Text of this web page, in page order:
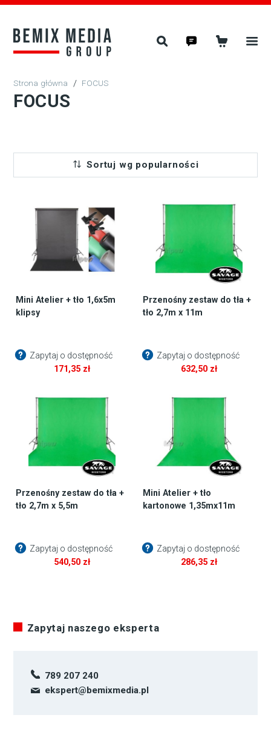
/ FOCUS
FOCUS
Sortuj wg popularności
Mini Atelier + tło 1,6x5m
klipsy
Zapytaj o dostępność
171,35 zł
Przenośny zestaw do tła +
tło 2,7m x 11m
Zapytaj o dostępność
632,50 zł
Przenośny zestaw do tła +
tło 2,7m x 5,5m
Zapytaj o dostępność
540,50 zł
Mini Atelier + tło
kartonowe 1,35mx11m
Zapytaj o dostępność
286,35 zł
Zapytaj naszego eksperta
789 207 240
ekspert@bemixmedia.pl